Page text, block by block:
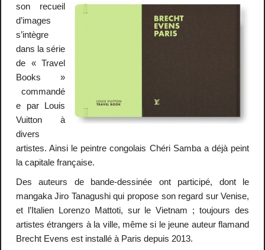
son recueil
d’images
s’intègre
dans la série
de « Travel
Books »
commandé
e par Louis
Vuitton à
divers
artistes. Ainsi le peintre congolais Chéri Samba a déjà peint
la capitale française.
Des auteurs de bande-dessinée ont participé, dont le
mangaka Jiro Tanagushi qui propose son regard sur Venise,
et l’Italien Lorenzo Mattoti, sur le Vietnam ; toujours des
artistes étrangers à la ville, même si le jeune auteur flamand
Brecht Evens est installé à Paris depuis 2013.